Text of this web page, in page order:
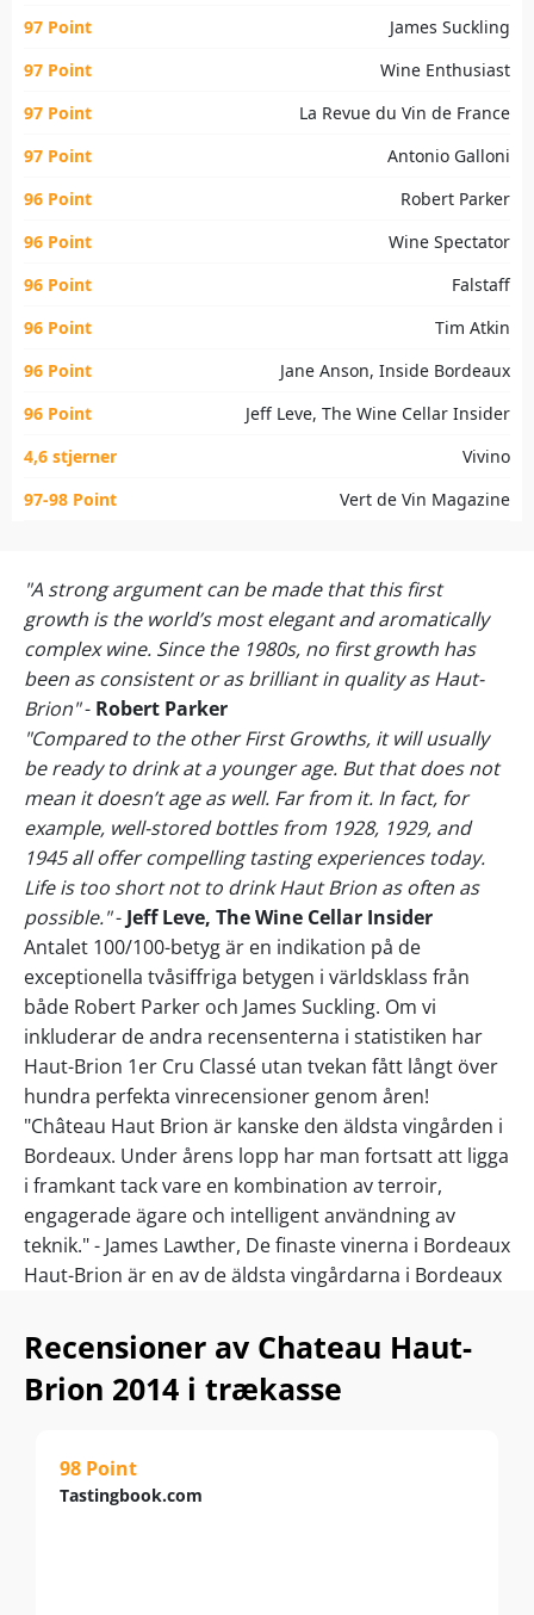
97 Point
James Suckling
97 Point
Wine Enthusiast
97 Point
La Revue du Vin de France
97 Point
Antonio Galloni
96 Point
Robert Parker
96 Point
Wine Spectator
96 Point
Falstaff
96 Point
Tim Atkin
96 Point
Jane Anson, Inside Bordeaux
96 Point
Jeff Leve, The Wine Cellar Insider
4,6 stjerner
Vivino
97-98 Point
Vert de Vin Magazine
"A strong argument can be made that this first
growth is the world’s most elegant and aromatically
complex wine. Since the 1980s, no first growth has
been as consistent or as brilliant in quality as Haut-
Brion"- Robert Parker
"Compared to the other First Growths, it will usually
be ready to drink at a younger age. But that does not
mean it doesn’t age as well. Far from it. In fact, for
example, well-stored bottles from 1928, 1929, and
1945 all offer compelling tasting experiences today.
Life is too short not to drink Haut Brion as often as
possible."- Jeff Leve, The Wine Cellar Insider
Antalet 100/100-betyg är en indikation på de
exceptionella tvåsiffriga betygen i världsklass från
både Robert Parker och James Suckling. Om vi
inkluderar de andra recensenterna i statistiken har
Haut-Brion 1er Cru Classé utan tvekan fått långt över
hundra perfekta vinrecensioner genom åren!
"Château Haut Brion är kanske den äldsta vingården i
Bordeaux. Under årens lopp har man fortsatt att ligga
i framkant tack vare en kombination av terroir,
engagerade ägare och intelligent användning av
teknik." - James Lawther, De finaste vinerna i Bordeaux
Haut-Brion är en av de äldsta vingårdarna i Bordeaux
vinet från regionen som uppnådde kultstatus utanför
Frankrike. Så tidigt som 1663 skrev den engelske
tjänstemannen och författaren Samuel Pepys följande
lästa dagböcker.. "Jag drack ett slags franskt vin, kallat
Ho Bryan, som har en god och mest speciell smak
som jag någonsin träffat på." Det säger allt om
Recensioner av Chateau Haut-
Brion 2014 i trækasse
98 Point
Tastingbook.com